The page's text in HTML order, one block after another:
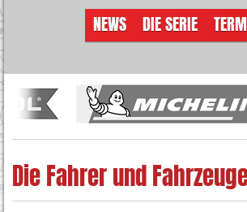
NEWS DIE SERIE
Die Fahrer und